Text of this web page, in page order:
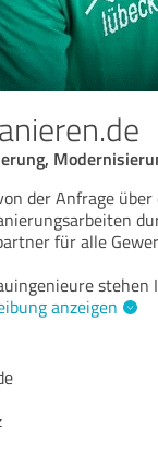
der Anfrage
für alle
stehen
anzeigen